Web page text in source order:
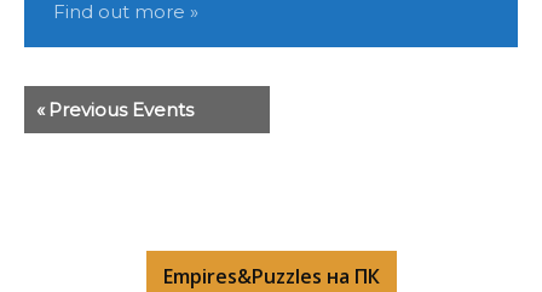
Find out more »
« Previous Events
Empires&Puzzles на ПК